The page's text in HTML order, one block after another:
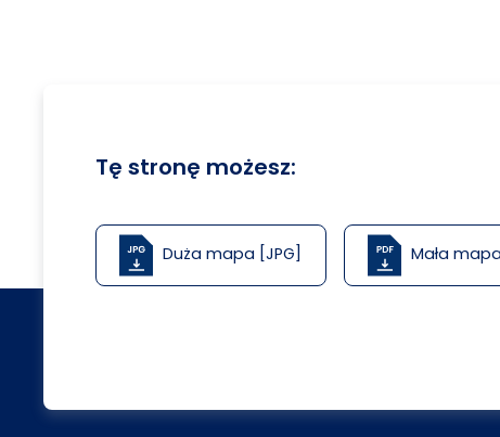
Tę stronę możesz:
Duża mapa [JPG] Mała mapa